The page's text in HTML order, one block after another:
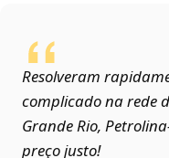
Resolveram
complicado na rede
Grande Rio,
preço justo!